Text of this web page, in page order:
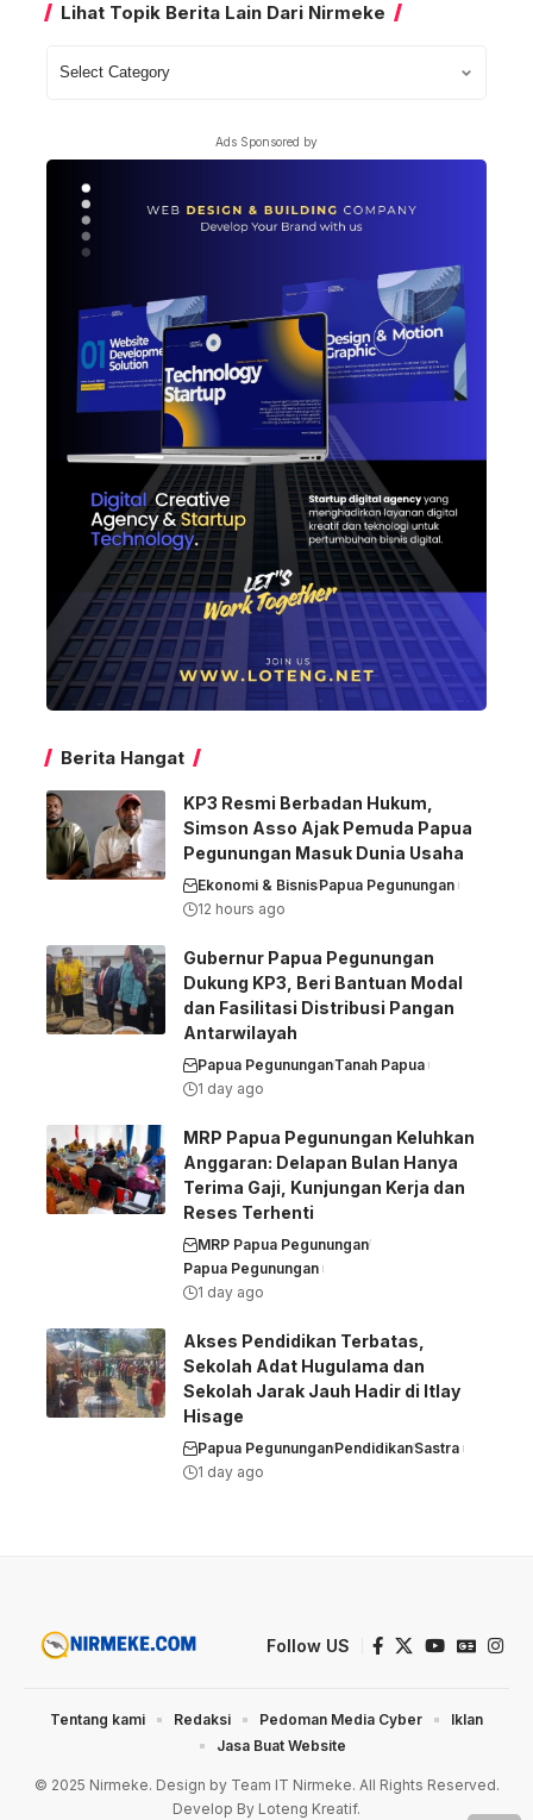
Lihat Topik Berita Lain Dari Nirmeke
Nirmeke
Ads Sponsored by
Berita Hangat
KP3 Resmi Berbadan Hukum,
Simson Asso Ajak Pemuda Papua
Pegunungan Masuk Dunia Usaha
Ekonomi & BisnisPapua Pegunungan
12 hours ago
Gubernur Papua Pegunungan
Dukung KP3, Beri Bantuan Modal
dan Fasilitasi Distribusi Pangan
Antarwilayah
Papua PegununganTanah Papua
1 day ago
MRP Papua Pegunungan Keluhkan
Anggaran: Delapan Bulan Hanya
Terima Gaji, Kunjungan Kerja dan
Reses Terhenti
MRP Papua Pegunungan
Papua Pegunungan
1 day ago
Akses Pendidikan Terbatas,
Sekolah Adat Hugulama dan
Sekolah Jarak Jauh Hadir di Itlay
Hisage
Papua PegununganPendidikanSastra
1 day ago
Follow US
© 2025 Nirmeke. Design by Team IT Nirmeke. All Rights Reserved.
Develop By Loteng Kreatif.
Tentang kami Redaksi Pedoman Media Cyber
Iklan
Jasa Buat Website